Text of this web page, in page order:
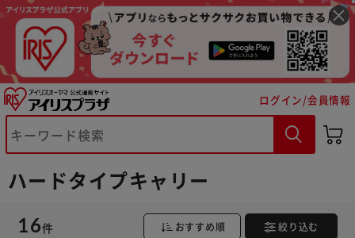
ログイン/会員情報
ハードタイプキャリー
16件 おすすめ順 絞り込む
※ご確認ください
購入手続きへ